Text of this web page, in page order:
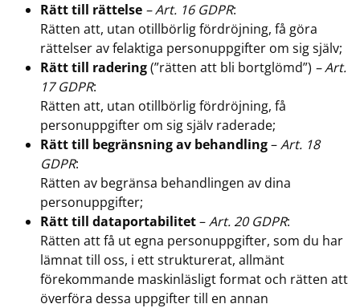
Rätt till rättelse – Art. 16 GDPR:
Rätten att, utan otillbörlig fördröjning, få göra
rättelser av felaktiga personuppgifter om sig själv;
Rätt till radering(”rätten att bli bortglömd”) – Art.
17 GDPR:
Rätten att, utan otillbörlig fördröjning, få
personuppgifter om sig själv raderade;
Rätt till begränsning av behandling–Art. 18
GDPR:
Rätten av begränsa behandlingen av dina
personuppgifter;
Rätt till dataportabilitet–Art. 20 GDPR:
Rätten att få ut egna personuppgifter, som du har
lämnat till oss, i ett strukturerat, allmänt
förekommande maskinläsligt format och rätten att
överföra dessa uppgifter till en annan